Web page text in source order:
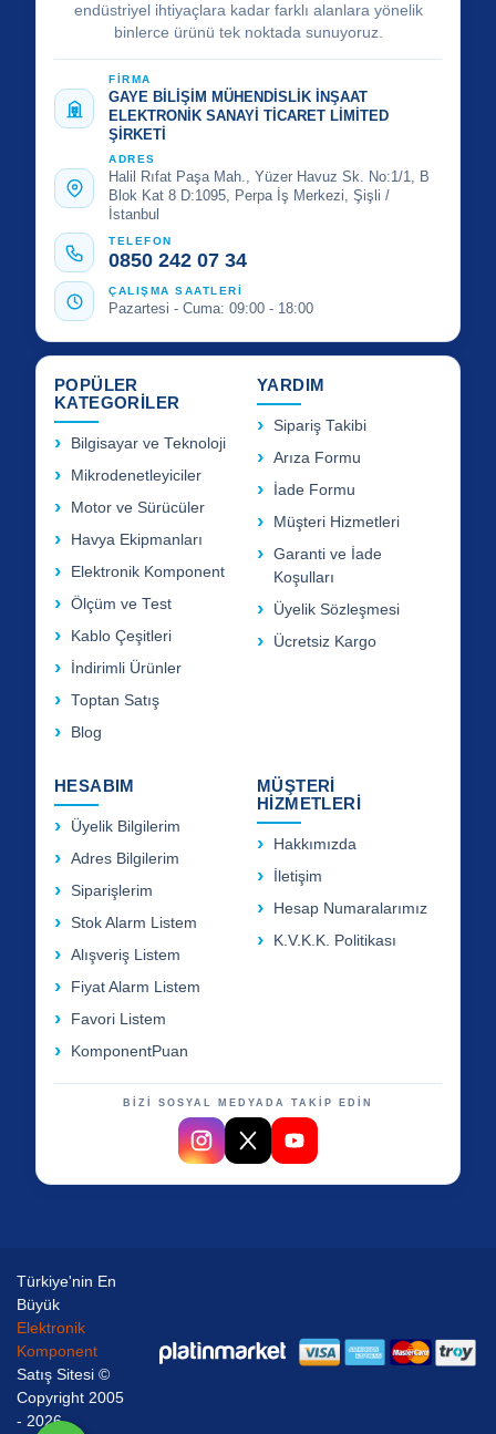
endüstriyel ihtiyaçlara kadar farklı alanlara yönelik
binlerce ürünü tek noktada sunuyoruz.
FİRMA
GAYE BİLİŞİM MÜHENDİSLİK İNŞAAT
ELEKTRONİK SANAYİ TİCARET LİMİTED
ŞİRKETİ
ADRES
Halil Rıfat Paşa Mah., Yüzer Havuz Sk. No:1/1, B
Blok Kat 8 D:1095, Perpa İş Merkezi, Şişli /
İstanbul
TELEFON
0850 242 07 34
ÇALIŞMA SAATLERİ
Pazartesi - Cuma: 09:00 - 18:00
POPÜLER
KATEGORİLER
Bilgisayar ve Teknoloji
Mikrodenetleyiciler
Motor ve Sürücüler
Havya Ekipmanları
Elektronik Komponent
Ölçüm ve Test
Kablo Çeşitleri
İndirimli Ürünler
Toptan Satış
Blog
YARDIM
Sipariş Takibi
Arıza Formu
İade Formu
Müşteri Hizmetleri
Garanti ve İade
Koşulları
Üyelik Sözleşmesi
Ücretsiz Kargo
HESABIM
Üyelik Bilgilerim
Adres Bilgilerim
Siparişlerim
Stok Alarm Listem
Alışveriş Listem
Fiyat Alarm Listem
Favori Listem
KomponentPuan
MÜŞTERİ
HİZMETLERİ
Hakkımızda
İletişim
Hesap Numaralarımız
K.V.K.K. Politikası
BİZİ SOSYAL MEDYADA TAKİP EDİN
Türkiye'nin En
Büyük
Elektronik
Komponent
Satış Sitesi ©
Copyright 2005
- 2026